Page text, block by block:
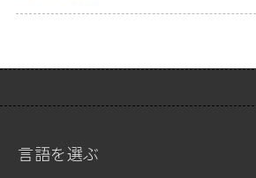
言語を選ぶ